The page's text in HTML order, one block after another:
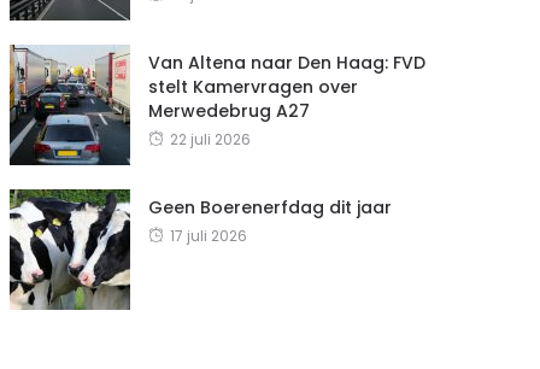
Van Altena naar Den Haag: FVD
stelt Kamervragen over
Merwedebrug A27
22 juli 2026
Geen Boerenerfdag dit jaar
17 juli 2026